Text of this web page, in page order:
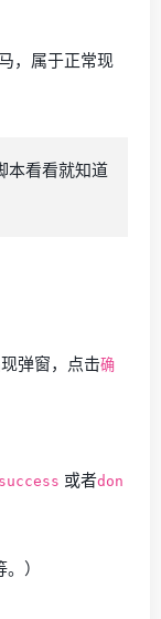
，属于正常现
本看看就知道
弹窗，点击确
success 或者don
）